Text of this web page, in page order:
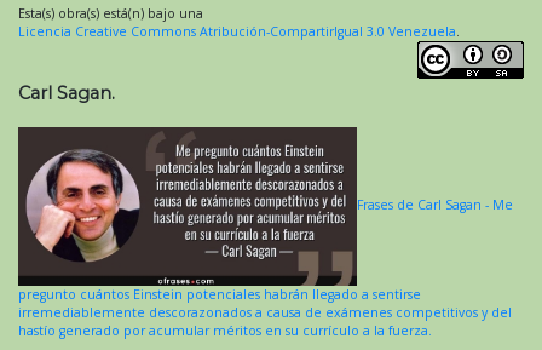
Esta(s) obra(s) está(n) bajo una
Licencia Creative Commons Atribución-CompartirIgual 3.0 Venezuela
Carl Sagan.
Frases de Carl Sagan - Me
pregunto cuántos Einstein potenciales habrán llegado a sentirse
irremediablemente descorazonados a causa de exámenes competitivos y del
hastío generado por acumular méritos en su currículo a la fuerza.